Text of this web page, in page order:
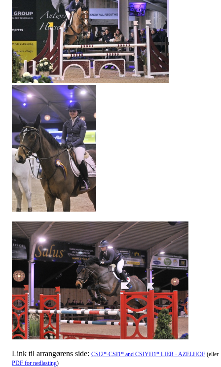
Link til arrangørens side: CSI2*-CSI1* and CSIYH1* LIER - AZELHOF (eller
PDF for nedlasting)